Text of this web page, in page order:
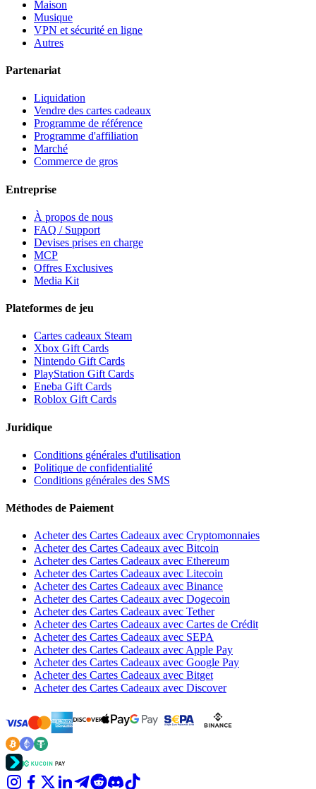
Maison
Musique
VPN et sécurité en ligne
Autres
Partenariat
Liquidation
Vendre des cartes cadeaux
Programme de référence
Programme d'affiliation
Marché
Commerce de gros
Entreprise
À propos de nous
FAQ / Support
Devises prises en charge
MCP
Offres Exclusives
Media Kit
Plateformes de jeu
Cartes cadeaux Steam
Xbox Gift Cards
Nintendo Gift Cards
PlayStation Gift Cards
Eneba Gift Cards
Roblox Gift Cards
Juridique
Conditions générales d'utilisation
Politique de confidentialité
Conditions générales des SMS
Méthodes de Paiement
Acheter des Cartes Cadeaux avec Cryptomonnaies
Acheter des Cartes Cadeaux avec Bitcoin
Acheter des Cartes Cadeaux avec Ethereum
Acheter des Cartes Cadeaux avec Litecoin
Acheter des Cartes Cadeaux avec Binance
Acheter des Cartes Cadeaux avec Dogecoin
Acheter des Cartes Cadeaux avec Tether
Acheter des Cartes Cadeaux avec Cartes de Crédit
Acheter des Cartes Cadeaux avec SEPA
Acheter des Cartes Cadeaux avec Apple Pay
Acheter des Cartes Cadeaux avec Google Pay
Acheter des Cartes Cadeaux avec Bitget
Acheter des Cartes Cadeaux avec Discover